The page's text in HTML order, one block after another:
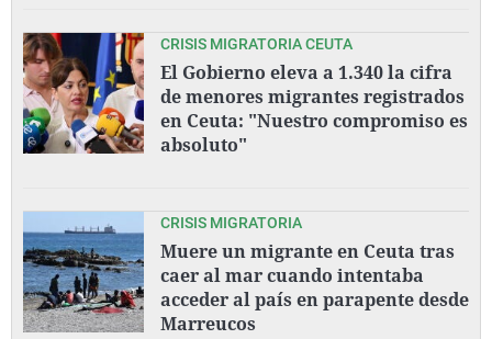
CRISIS MIGRATORIA CEUTA
El Gobierno eleva a 1.340 la cifra
de menores migrantes registrados
en Ceuta: "Nuestro compromiso es
absoluto"
CRISIS MIGRATORIA
Muere un migrante en Ceuta tras
caer al mar cuando intentaba
acceder al país en parapente desde
Marreucos